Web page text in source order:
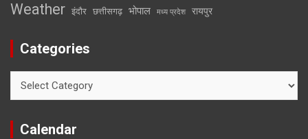
Weather इंदौर छत्तीसगढ़ भोपाल मध्य प्रदेश रायपुर
Categories
Calendar